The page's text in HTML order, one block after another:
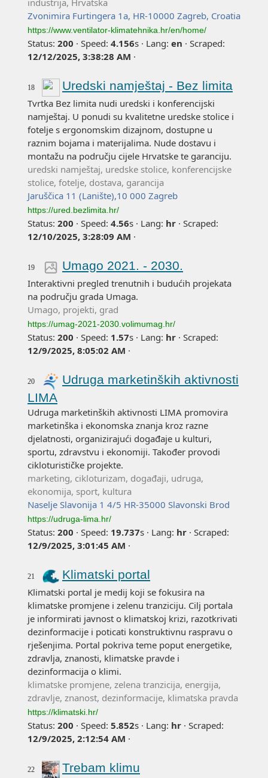
Zvonimira Furtingera 1a, HR-10000 Zagreb, Croatia
https://www.ventilator-klimatehnika.hr/en/home/
Status: 200 · Speed: 4.156s · Lang: en · Scraped:
12/12/2025, 3:38:28 AM ·
18 Uredski namještaj - Bez limita
Tvrtka Bez limita nudi uredski i konferencijski
namještaj. U ponudi su kvalitetne uredske stolice i
fotelje s ergonomskim dizajnom, dostupne u
raznim bojama i materijalima. Nude dostavu i
montažu na području cijele Hrvatske te garanciju.
uredski namještaj, uredske stolice, konferencijske
stolice, fotelje, dostava, garancija
Jaruščica 11 (Lanište),10 000 Zagreb
https://ured.bezlimita.hr/
Status: 200 · Speed: 4.56s · Lang: hr · Scraped:
12/10/2025, 3:28:09 AM ·
19 Umago 2021. - 2030.
Interaktivni pregled trenutnih i budućih projekata
na području grada Umaga.
Umago, projekti, grad
https://umag-2021-2030.volimumag.hr/
Status: 200 · Speed: 1.57s · Lang: hr · Scraped:
12/9/2025, 8:05:02 AM ·
20
Udruga marketinških aktivnosti
LIMA
Udruga marketinških aktivnosti LIMA promovira
marketinška i ekonomska znanja kroz razne
djelatnosti, organizirajući događaje u kulturi,
sportu, zdravstvu i ekonomiji. Također provodi
cikloturističke projekte.
marketing, cikloturizam, događaji, udruga,
ekonomija, sport, kultura
Naselje Slavonija 1 4/5 HR-35000 Slavonski Brod
https://udruga-lima.hr/
Status: 200 · Speed: 19.737s · Lang: hr · Scraped:
12/9/2025, 3:01:45 AM ·
21 Klimatski portal
Klimatski portal je medij koji se fokusira na
klimatske promjene i zelenu tranziciju. Cilj portala
je informirati javnost o klimatskoj krizi, razotkrivati
dezinformacije i poticati konstruktivnu raspravu o
rješenjima. Portal pokriva teme poput energetike,
zdravlja, znanosti, klimatske pravde i
dezinformacija o klimi.
klimatske promjene, zelena tranzicija, energija,
zdravlje, znanost, dezinformacije, klimatska pravda
https://klimatski.hr/
Status: 200 · Speed: 5.852s · Lang: hr · Scraped:
12/9/2025, 2:12:54 AM ·
22 Trebam klimu